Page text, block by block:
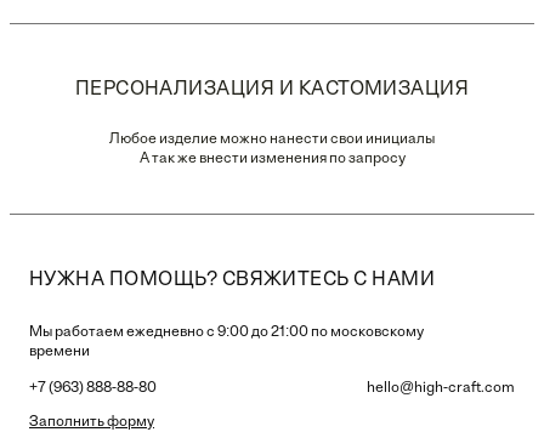
ПЕРСОНАЛИЗАЦИЯ И КАСТОМИЗАЦИЯ
Любое изделие можно нанести свои инициалы
А так же внести изменения по запросу
НУЖНА ПОМОЩЬ? СВЯЖИТЕСЬ С НАМИ
Мы работаем ежедневно с 9:00 до 21:00 по московскому
времени
+7 (963) 888-88-80 hello@high-craft.com
Заполнить форму